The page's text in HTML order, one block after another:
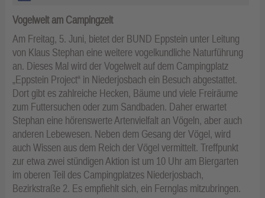
Vogelwelt am Campingzelt
Am Freitag, 5. Juni, bietet der BUND Eppstein unter Leitung
von Klaus Stephan eine weitere vogelkundliche Naturführung
an. Dieses Mal wird der Vogelwelt auf dem Campingplatz
„Eppstein Project“ in Niederjosbach ein Besuch abgestattet.
Dort gibt es zahlreiche Hecken, Bäume und viele Freiräume
zum Futtersuchen oder zum Sandbaden. Daher erwartet
Stephan eine hörenswerte Artenvielfalt an Vögeln, aber auch
anderen Lebewesen. Neben dem Gesang der Vögel, wird
auch Wissen aus dem Reich der Vögel vermittelt. Treffpunkt
zur etwa zwei stündigen Aktion ist um 10 Uhr am Biergarten
im oberen Teil des Campingplatzes Niederjosbach,
Bezirkstraße 2. Es empfiehlt sich, ein Fernglas mitzubringen.